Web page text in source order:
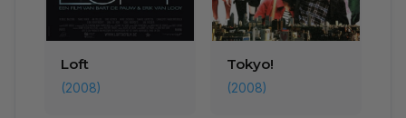
Loft
(2008)
Tokyo!
(2008)